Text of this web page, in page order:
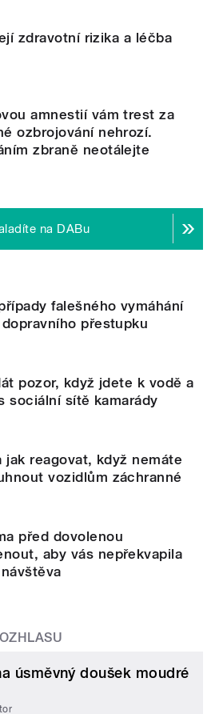
zdravotní rizika a léčba
amnestií vám trest za
ozbrojování nehrozí.
zbraně neotálejte
na DABu
falešného vymáhání
přestupku
pozor, když jdete k vodě a
sociální sítě kamarády
jak reagovat, když nemáte
vozidlům záchranné
před dovolenou
aby vás nepřekvapila
úsměvný doušek moudré